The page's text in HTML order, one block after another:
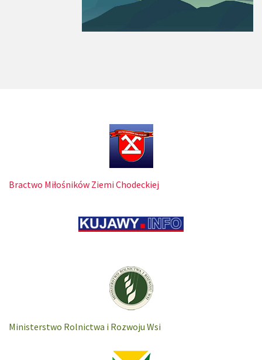
Bractwo Miłośników Ziemi Chodeckiej
Ministerstwo Rolnictwa i Rozwoju Wsi